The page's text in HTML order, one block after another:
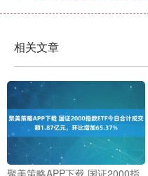
相关文章
聚美策略APP下载 国证2000指